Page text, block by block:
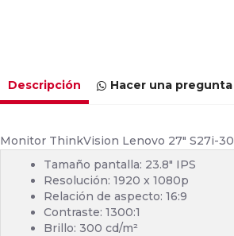
Descripción Hacer una pregunta
Monitor ThinkVision Lenovo 27" S27i-30
Tamaño pantalla: 23.8" IPS
Resolución: 1920 x 1080p
Relación de aspecto: 16:9
Contraste: 1300:1
Brillo: 300 cd/m²